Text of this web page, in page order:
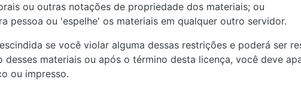
ou outras notações de propriedade dos materiais; ou
pessoa ou 'espelhe' os materiais em qualquer outro servidor.
se você violar alguma dessas restrições e poderá ser
desses materiais ou após o término desta licença, você deve
ou impresso.